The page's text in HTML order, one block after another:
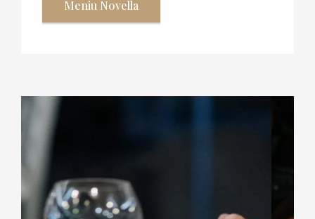
Meniu Novella